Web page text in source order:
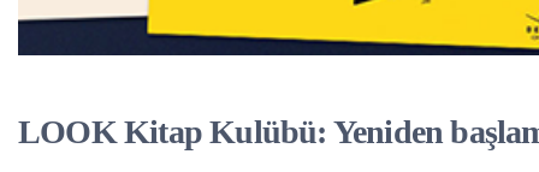
LOOK Kitap Kulübü: Yeniden